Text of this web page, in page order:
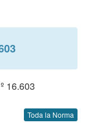
16.603
Toda la Norma